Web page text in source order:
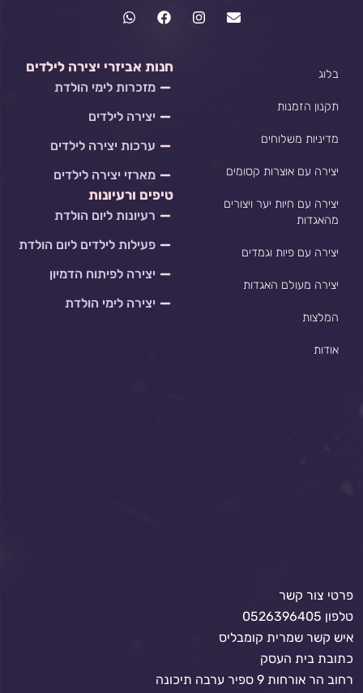
E
n
I
n
F
a
b
o
W
h
s
p
בלוג
תקנון הזמנות
מדיניות משלוחים
יצירה עם אוצרות קסומים
יצירה עם חיות יער ויצורים
מהאגדות
יצירה עם פיות וגמדים
יצירה מעולם האגדות
המלצות
אודות
חנות אביזרי יצירה לילדים
מזכרות לימי הולדת
יצירה לילדים
ערכות יצירה לילדים
מארזי יצירה לילדים
טיפים ורעיונות
רעיונות ליום הולדת
פעילות לילדים ליום הולדת
יצירה לפיתוח הדמיון
יצירה לימי הולדת
פרטי צור קשר
טלפון 0526396405
איש קשר שמרית קומבליס
כתובת בית העסק
רחוב הר אורחות 9 ספיר ערבה תיכונה